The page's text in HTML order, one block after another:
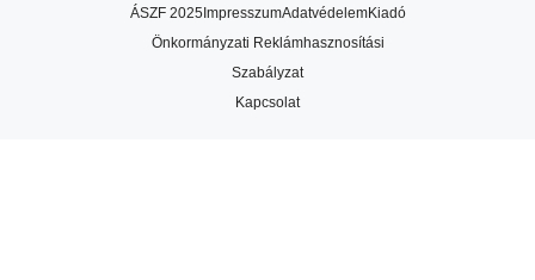
ÁSZF 2025ImpresszumAdatvédelemKiadó
Önkormányzati Reklámhasznosítási
Szabályzat
Kapcsolat